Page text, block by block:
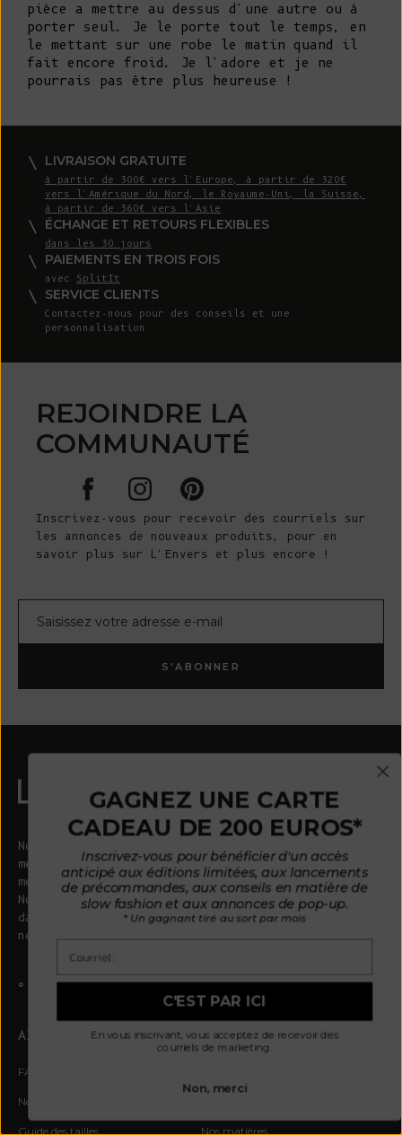
pièce a mettre au dessus d'une autre ou à
porter seul. Je le porte tout le temps, en
le mettant sur une robe le matin quand il
fait encore froid. Je l'adore et je ne
pourrais pas être plus heureuse !
LIVRAISON GRATUITE
à partir de 300€ vers l'Europe, à partir de 320€
vers l'Amérique du Nord, le Royaume-Uni, la Suisse,
à partir de 360€ vers l'Asie
ÉCHANGE ET RETOURS FLEXIBLES
dans les 30 jours
PAIEMENTS EN TROIS FOIS
avec SplitIt
SERVICE CLIENTS
Contactez-nous pour des conseils et une
personnalisation
REJOINDRE LA
COMMUNAUTÉ
Inscrivez-vous pour recevoir des courriels sur
les annonces de nouveaux produits, pour en
savoir plus sur L'Envers et plus encore !
S'ABONNER
Notre mission consiste à concevoir moins pièces
meilleure qualité. Nous pensons que notre planète
mérite mieux.
Nos pièces tricotées pièces fabriquées sur commande
dans des ateliers familiaux situés en Espagne, où
nous vivons.
© 2026 - L'ENVERSPropulsé par Shopify
AIDE
FAQ
Nous contacter
Guide des tailles
À PROPOS DE L'ENVERS
Nos matières
GAGNEZ UNE CARTE
CADEAU DE 200 EUROS*
Inscrivez-vous pour bénéficier d'un accès
anticipé aux éditions limitées, aux lancements
de précommandes, aux conseils en matière de
slow fashion et aux annonces de pop-up.
* Un gagnant tiré au sort par mois
C'EST PAR ICI
En vous inscrivant, vous acceptez de recevoir des
courriels de marketing.
Non, merci